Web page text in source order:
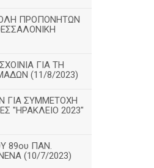
ΠΡΟΠΟΝΗΤΩΝ
ΓΙΑ ΤΗ
(11/8/2023)
ΓΙΑ ΣΥΜΜΕΤΟΧΗ
"ΗΡΑΚΛΕΙΟ 2023"
89ου ΠΑΝ.
(10/7/2023)